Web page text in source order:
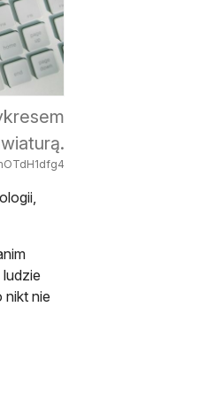
ludzie
nikt nie